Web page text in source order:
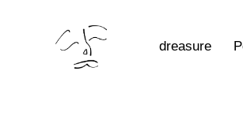
dreasure